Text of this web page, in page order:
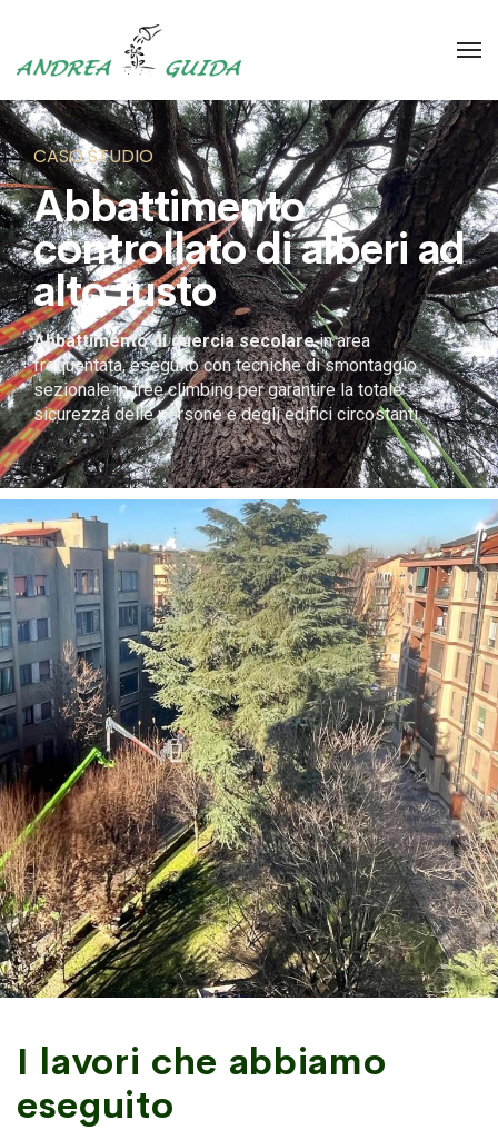
CASO STUDIO
Abbattimento
controllato di alberi ad
alto fusto
Abbattimento di quercia secolarein area
frequentata, eseguito con tecniche di smontaggio
sezionale in tree climbing per garantire la totale
sicurezza delle persone e degli edifici circostanti.
I lavori che abbiamo
eseguito